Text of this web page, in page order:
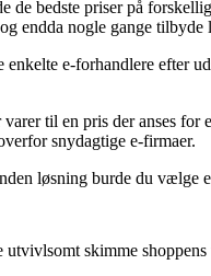
bedste priser på
endda nogle gange tilbyde
e-forhandlere efter
til en pris der anses
snydagtige e-firmaer.
løsning burde du
skimme